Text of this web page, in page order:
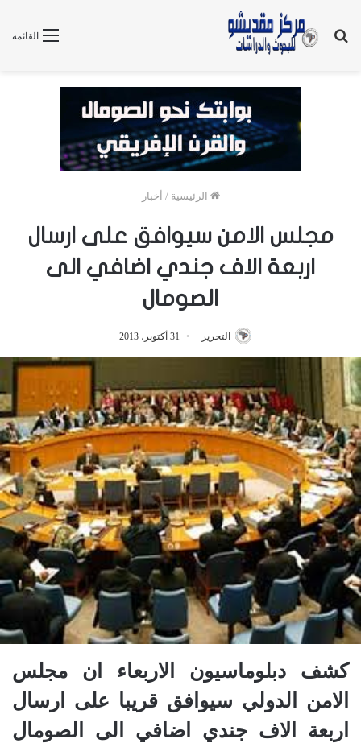
القائمة
بحث
الرئيسية / أخبار
مجلس الامن سيوافق على ارسال
اربعة الاف جندي اضافي الى
الصومال
التحرير 31 أكتوبر، 2013
كشف دبلوماسيون الاربعاء ان مجلس
الامن الدولي سيوافق قريبا على ارسال
اربعة الاف جندي اضافي الى الصومال